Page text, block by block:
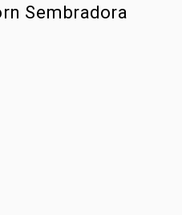
Sembradora